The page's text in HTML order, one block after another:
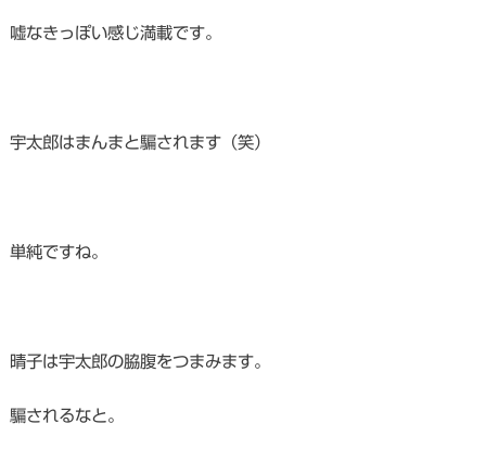
嘘なきっぽい感じ満載です。
宇太郎はまんまと騙されます（笑）
単純ですね。
晴子は宇太郎の脇腹をつまみます。
騙されるなと。